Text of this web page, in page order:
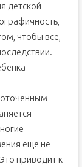
детской
чтобы все,
еще не
приводит к